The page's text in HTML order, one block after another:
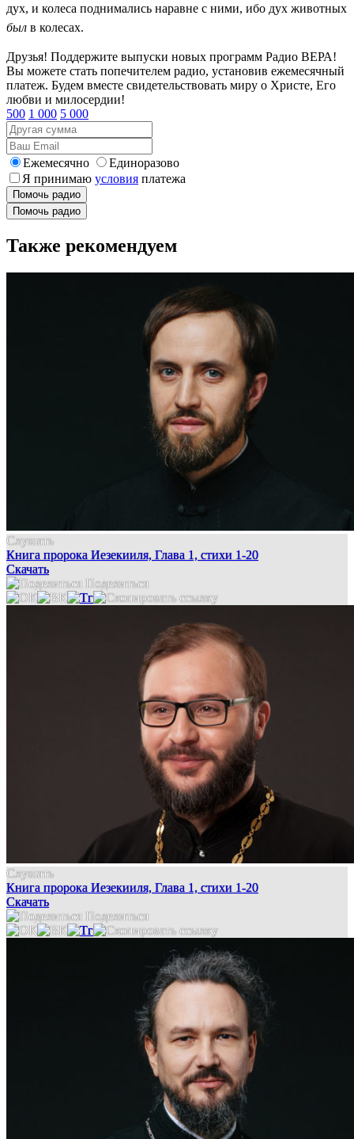
дух, и колеса поднимались наравне с ними, ибо дух животных
был в колесах.
Друзья! Поддержите выпуски новых программ Радио ВЕРА!
Вы можете стать попечителем радио, установив ежемесячный
платеж. Будем вместе свидетельствовать миру о Христе, Его
любви и милосердии!
500 1 000 5 000
Ежемесячно
Единоразово
Я принимаю условия платежа
Помочь радио
Помочь радио
Также рекомендуем
Слушать
Книга пророка Иезекииля, Глава 1, стихи 1-20
Скачать
Поделиться
Слушать
Книга пророка Иезекииля, Глава 1, стихи 1-20
Скачать
Поделиться